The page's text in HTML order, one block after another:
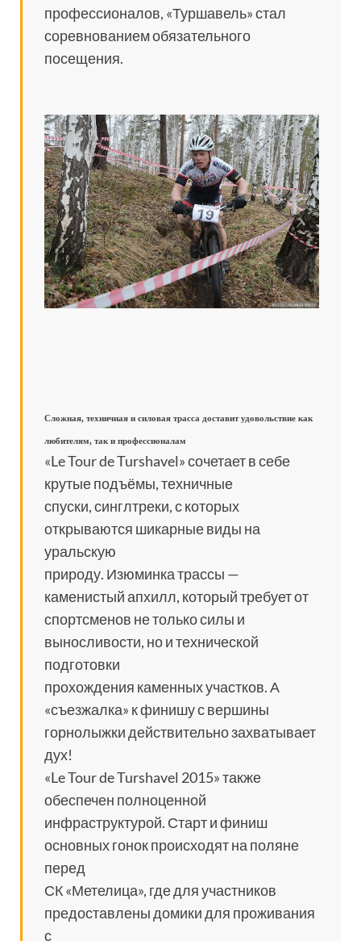
профессионалов, «Туршавель» стал
соревнованием обязательного
посещения.
Сложная, техничная и силовая трасса доставит удовольствие как
любителям, так и профессионалам
«Le Tour de Turshavel» сочетает в себе
крутые подъёмы, техничные
спуски, синглтреки, с которых
открываются шикарные виды на
уральскую
природу. Изюминка трассы —
каменистый апхилл, который требует от
спортсменов не только силы и
выносливости, но и технической
подготовки
прохождения каменных участков. А
«съезжалка» к финишу с вершины
горнолыжки действительно захватывает
дух!
«Le Tour de Turshavel 2015» также
обеспечен полноценной
инфраструктурой. Старт и финиш
основных гонок происходят на поляне
перед
СК «Метелица», где для участников
предоставлены домики для проживания
с